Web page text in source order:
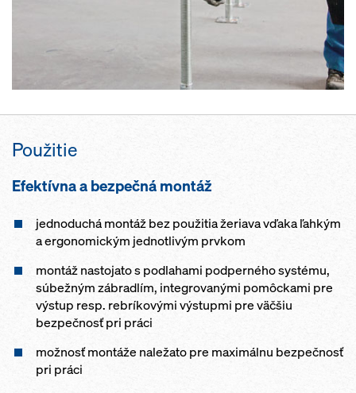
Použitie
Efektívna a bezpečná montáž
jednoduchá montáž bez použitia žeriava vďaka ľahkým
a ergonomickým jednotlivým prvkom
montáž nastojato s podlahami podperného systému,
súbežným zábradlím, integrovanými pomôckami pre
výstup resp. rebríkovými výstupmi pre väčšiu
bezpečnosť pri práci
možnosť montáže naležato pre maximálnu bezpečnosť
pri práci